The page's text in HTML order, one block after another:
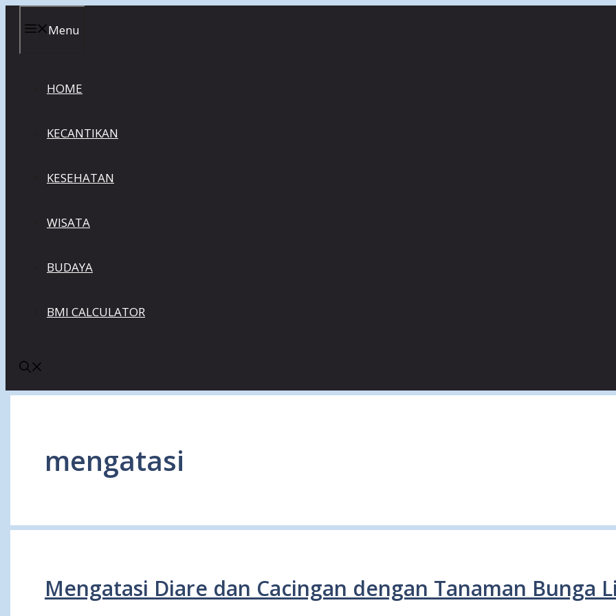
Menu
HOME
KECANTIKAN
KESEHATAN
WISATA
BUDAYA
BMI CALCULATOR
mengatasi
Mengatasi Diare dan Cacingan dengan Tanaman Bunga